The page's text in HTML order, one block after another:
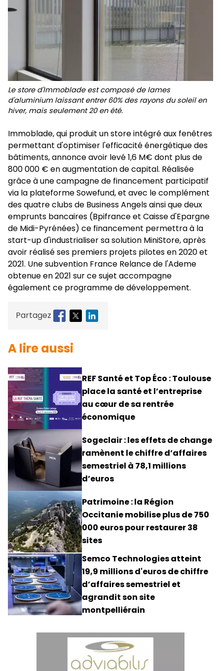
Le store d'Immoblade est composé de lames
d'aluminium laissant entrer 60% des rayons du soleil en
hiver, mais seulement 20 en été.
Immoblade, qui produit un store intégré aux fenêtres
permettant d'optimiser l'efficacité énergétique des
bâtiments, annonce avoir levé 1,6 M€ dont plus de
800 000 € en augmentation de capital. Réalisée
grâce à une campagne de financement participatif
via la plateforme Sowefund, et avec le complément
des quatre clubs de Business Angels ainsi que deux
emprunts bancaires (Bpifrance et Caisse d'Epargne
de Midi-Pyrénées) ce financement permettra à la
start-up d'industrialiser sa solution MiniStore, après
avoir réalisé ses premiers projets pilotes en 2020 et
2021. Une subvention France Relance de l'Ademe
obtenue en 2021 sur ce sujet accompagne
également ce programme de développement.
Partagez
A lire aussi
REF Santé et Top Éco : Toulouse
place la santé et l’entreprise
au cœur de sa rentrée
économique
Sogeclair : les effets de change
ramènent le chiffre d’affaires
semestriel à 78,1 millions
d’euros
Patrimoine : la Région
Occitanie mobilise plus de 750
000 euros pour restaurer 38
sites
Semco Technologies atteint
19,9 millions d'euros de chiffre
d’affaires semestriel et
agrandit son site
montpelliérain